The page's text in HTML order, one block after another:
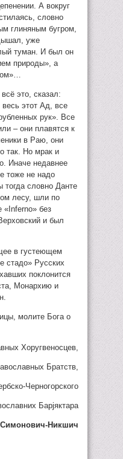
А вокруг
словно
глиняным бугром,
уже
туман. И был он
природы», а
это, сказал:
этот Ад, все
рук». Все
– они плавятся к
в Раю, они
так. Но мрак и
Иначе недавнее
тоже не надо
словно Данте
лесу, шли по
«Inferno» без
и был
в густеющем
стадо» Русских
поклонится
Монархию и
молите Бога о
Хоругвеносцев,
Братств,
Черногорского
Барjяктара
Никшич